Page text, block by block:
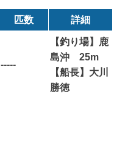
匹数 詳細
-----
【釣り場】鹿
島沖 25m
【船長】大川
勝徳